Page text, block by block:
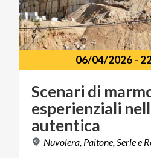
06/04/2026-
Scenari di
esperienziali
autentica
Nuvolera, Paitone,Serlee